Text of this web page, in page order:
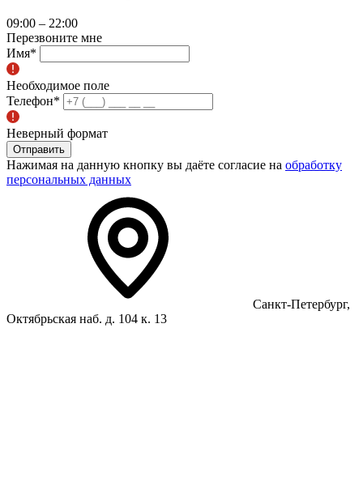
09:00 – 22:00
Перезвоните мне
Имя*
Необходимое поле
Телефон*
Неверный формат
Отправить
Нажимая на данную кнопку вы даёте согласие на обработку
персональных данных
Санкт-Петербург,
Октябрьская наб. д. 104 к. 13